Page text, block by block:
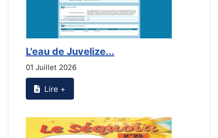
L'eau de Juvelize...
01 Juillet 2026
Lire +